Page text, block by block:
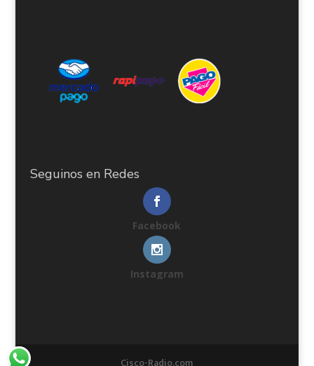
Seguinos en Redes
Facebook
Instagram
Cisco-Radio.com